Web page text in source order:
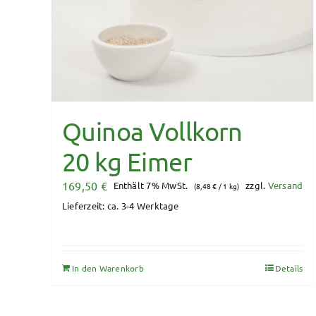
Quinoa Vollkorn
20 kg Eimer
169,50 € Enthält 7% MwSt. (8,48€ / 1 kg) zzgl. Versand
Lieferzeit: ca. 3-4 Werktage
In den Warenkorb Details